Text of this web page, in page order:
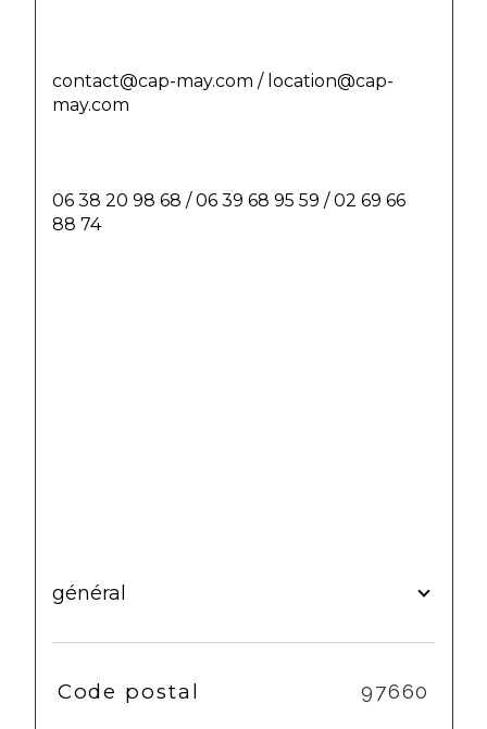
contact@cap-may.com / location@cap-
may.com
06 38 20 98 68 / 06 39 68 95 59 / 02 69 66
88 74
général
TRAD_SIROCCO_Caracteristique Valeurs
Code postal 97660